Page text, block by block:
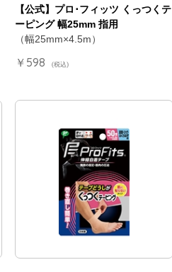
【公式】プロ･フィッツ くっつくテ
ーピング 幅25mm 指用
（幅25mm×4.5m）
￥598 (税込)